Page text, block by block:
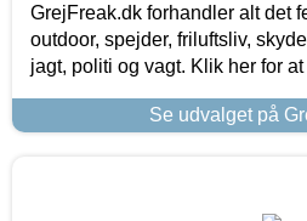
GrejFreak.dk forhandler alt det
outdoor, spejder, friluftsliv,
jagt, politi og vagt. Klik her for
Se udvalget på